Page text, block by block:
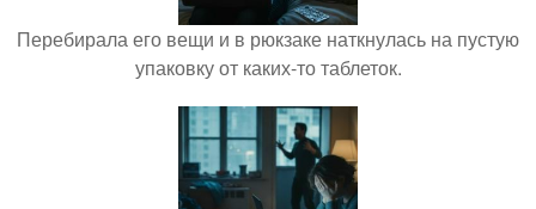
Перебирала его вещи и в рюкзаке наткнулась на пустую
упаковку от каких-то таблеток.